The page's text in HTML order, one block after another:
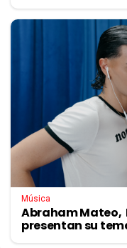
Música
Abraham Mateo,
presentan su